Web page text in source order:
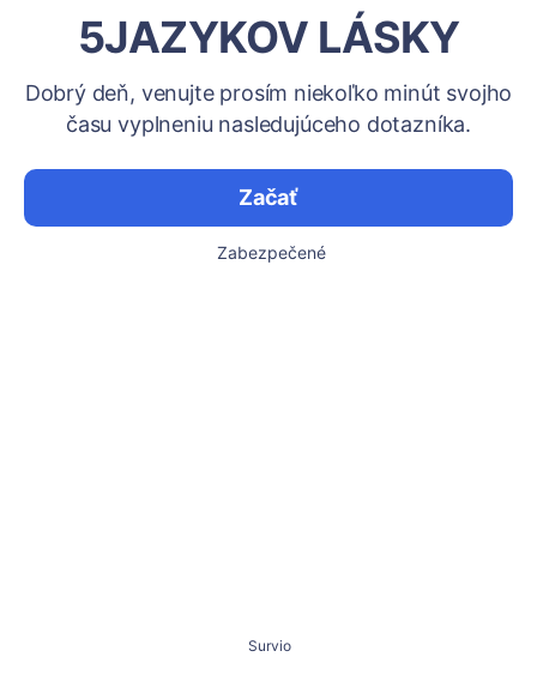
5JAZYKOV LÁSKY
Dobrý deň, venujte prosím niekoľko minút svojho
času vyplneniu nasledujúceho dotazníka.
Začať
Zabezpečené
Survio